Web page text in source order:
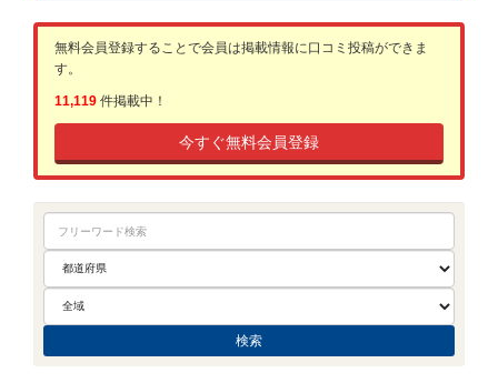
無料会員登録することで会員は掲載情報に口コミ投稿ができま
す。
11,119 件掲載中！
今すぐ無料会員登録